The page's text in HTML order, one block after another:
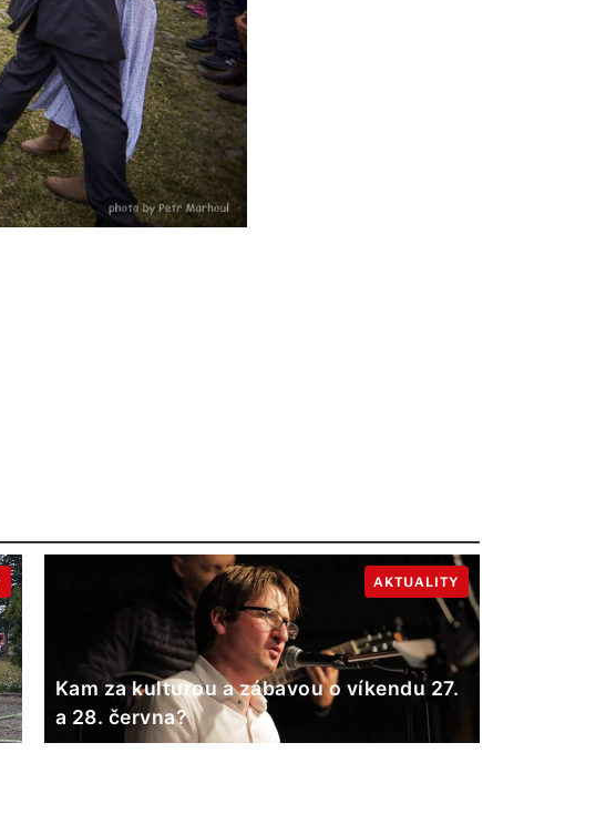
Kam za kulturou a zábavou o víkendu 27.
a 28. června?
AKTUALITY